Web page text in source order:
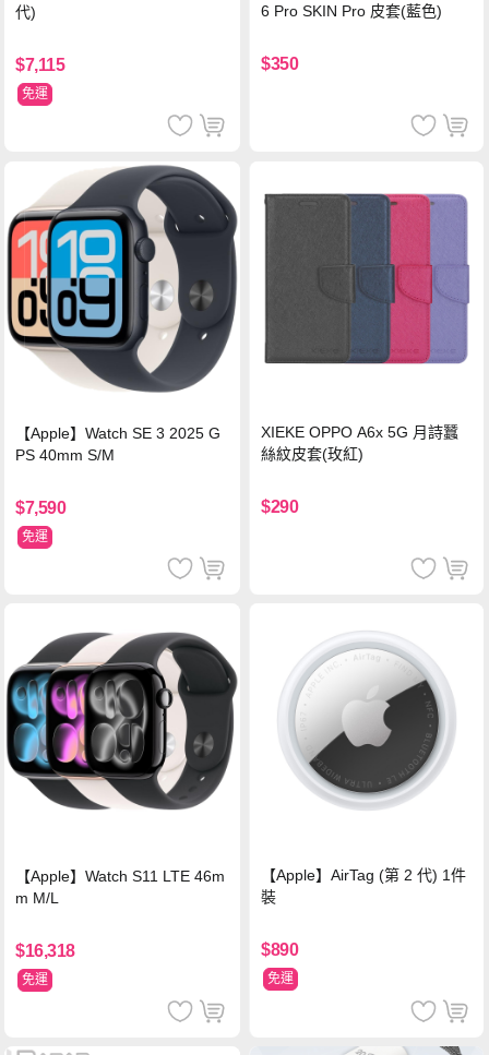
代)
$7,115
免運
6 Pro SKIN Pro 皮套(藍色)
$350
【Apple】Watch SE 3 2025 G
PS 40mm S/M
$7,590
免運
XIEKE OPPO A6x 5G 月詩蠶
絲紋皮套(玫紅)
$290
【Apple】Watch S11 LTE 46m
m M/L
$16,318
免運
【Apple】AirTag (第 2 代) 1件
裝
$890
免運